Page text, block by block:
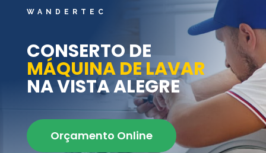
WANDERTEC
CONSERTO DE
MÁQUINA DE LAVAR
NA VISTA ALEGRE
Orçamento Online